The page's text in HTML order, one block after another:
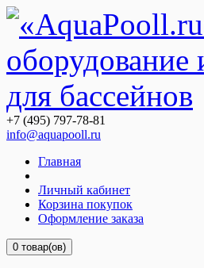
+7 (495) 797-78-81
info@aquapooll.ru
Главная
Личный кабинет
Корзина покупок
Оформление заказа
0 товар(ов)